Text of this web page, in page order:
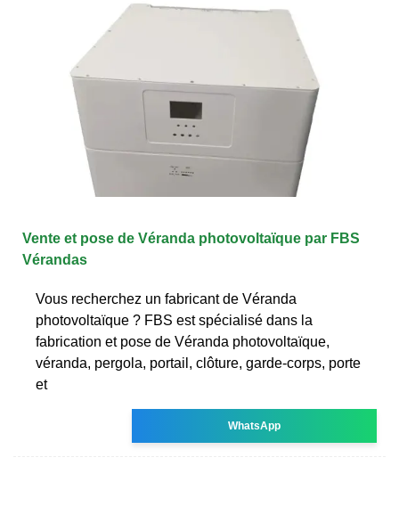
Vente et pose de Véranda photovoltaïque par FBS
Vérandas
Vous recherchez un fabricant de Véranda
photovoltaïque ? FBS est spécialisé dans la
fabrication et pose de Véranda photovoltaïque,
véranda, pergola, portail, clôture, garde-corps, porte
et
WhatsApp